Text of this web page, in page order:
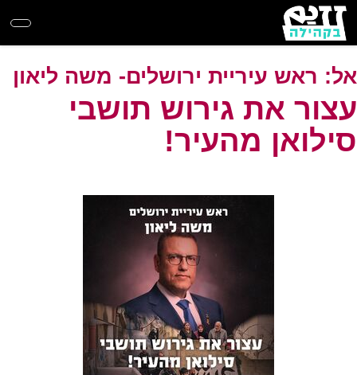
Skip
main
content
אל: ראש עיריית ירושלים- משה ליאון
עצור את גירוש תושבי
סילואן מהעיר!